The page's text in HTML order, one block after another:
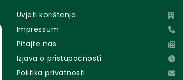
Uvjeti korištenja
Impressum
Pitajte nas
Izjava o pristupačnosti
Politika privatnosti